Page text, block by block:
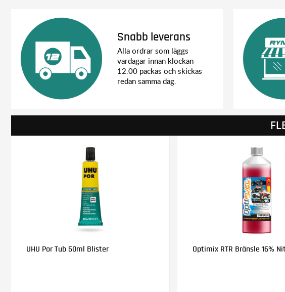
Snabb leverans
Alla ordrar som läggs
vardagar innan klockan
12.00 packas och skickas
redan samma dag.
UHU Por Tub 50ml Blister Optimix RTR Bränsle 16%